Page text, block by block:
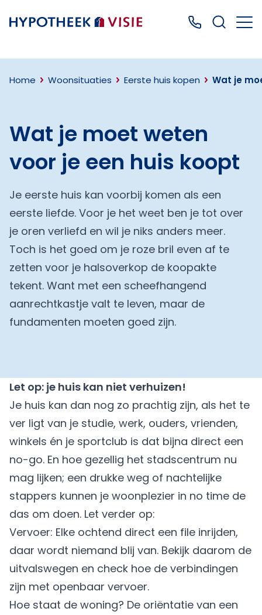
Terug naar home Bel ons: 0499
Home Woonsituaties Eerste huis kopen Wat je
Wat je moet weten
voor je een huis koopt
Je eerste huis kan voorbij komen als een
eerste liefde. Voor je het weet ben je tot over
je oren verliefd en wil je niks anders meer.
Toch is het goed om je roze bril even af te
zetten voor je halsoverkop de koopakte
tekent. Want met een scheefhangend
aanrechtkastje valt te leven, maar de
fundamenten moeten goed zijn.
Let op: je huis kan niet verhuizen!
Je huis kan dan nog zo prachtig zijn, als het te
ver ligt van je studie, werk, ouders, vrienden,
winkels én je sportclub is dat bijna direct een
no-go. En hoe gezellig het stadscentrum nu
mag lijken; een drukke weg of nachtelijke
stappers kunnen je woonplezier in no time de
das om doen. Let verder op:
Vervoer: Elke ochtend direct een file inrijden,
daar wordt niemand blij van. Bekijk daarom de
uitvalswegen en check hoe de verbindingen
zijn met openbaar vervoer.
Hoe staat de woning? De oriëntatie van een